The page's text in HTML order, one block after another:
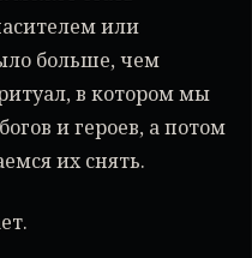
или
больше, чем
в котором мы
и героев, а потом
их снять.